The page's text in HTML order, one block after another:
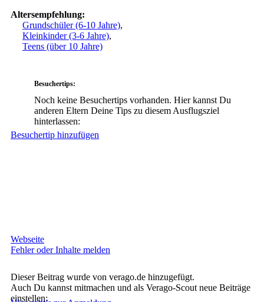
Altersempfehlung:
Grundschüler (6-10 Jahre),
Kleinkinder (3-6 Jahre),
Teens (über 10 Jahre)
Besuchertips:
Noch keine Besuchertips vorhanden. Hier kannst Du
anderen Eltern Deine Tips zu diesem Ausflugsziel
hinterlassen:
Besuchertip hinzufügen
Webseite
Fehler oder Inhalte melden
Dieser Beitrag wurde von verago.de hinzugefügt.
Auch Du kannst mitmachen und als Verago-Scout neue Beiträge
einstellen: